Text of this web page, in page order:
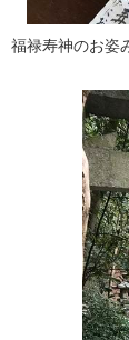
福禄寿神のお姿